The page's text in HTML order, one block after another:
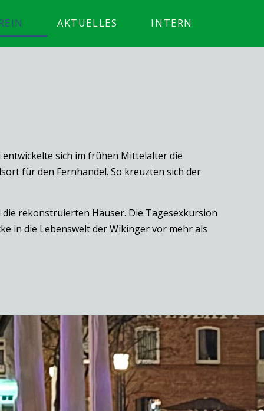
AKTUELLES INTERN
sich im frühen Mittelalter die
für den Fernhandel. So kreuzten sich der
rekonstruierten Häuser. Die Tagesexkursion
in die Lebenswelt der Wikinger vor mehr als